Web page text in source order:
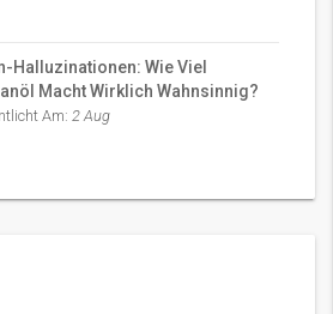
Halluzinationen: Wie Viel
Macht Wirklich Wahnsinnig?
Am: 2 Aug